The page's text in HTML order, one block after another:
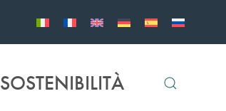
SOSTENIBILITÀ